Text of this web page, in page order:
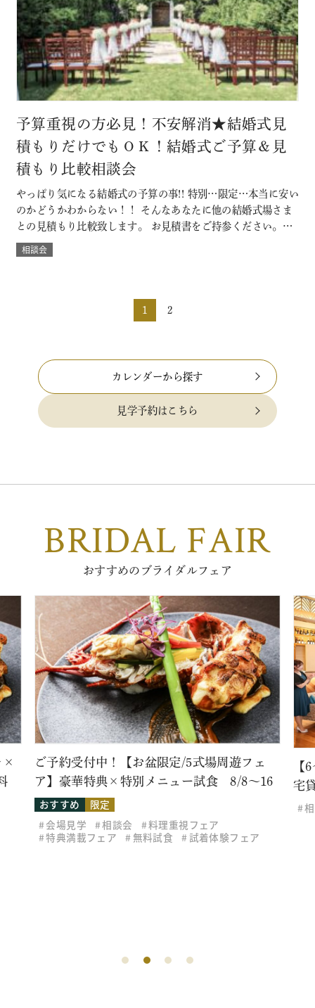
予算重視の方必見！不安解消★結婚式見
積もりだけでもＯＫ！結婚式ご予算＆見
積もり比較相談会
やっぱり気になる結婚式の予算の事!! 特別…限定…本当に安い
のかどうかわからない！！ そんなあなたに他の結婚式場さま
との見積もり比較致します。 お見積書をご持参ください。
「既に他の結婚式場に決定済みだけど・・」なんていう方も
大歓迎。 ◇既に予算書をもらっている方は当日お持ちいただ
相談会
1 2
カレンダーから探す
見学予約はこちら
BRIDAL FAIR
おすすめのブライダルフェア
×
ご予約受付中！【お盆限定/5式場周遊フェ
ア】豪華特典×特別メニュー試食 8/8～16
おすすめ
限定
会場見学
相談会
料理重視フェア
特典満載フェア
無料試食 試着体験フェア
【
宅